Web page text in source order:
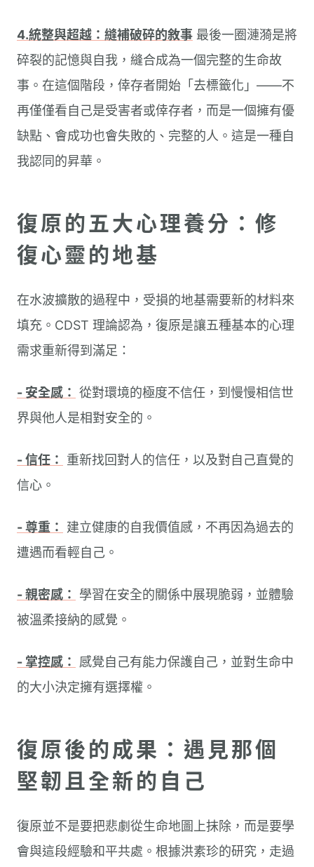
4.統整與超越：縫補破碎的敘事 最後一圈漣漪是將
碎裂的記憶與自我，縫合成為一個完整的生命故
事。在這個階段，倖存者開始「去標籤化」——不
再僅僅看自己是受害者或倖存者，而是一個擁有優
缺點、會成功也會失敗的、完整的人。這是一種自
我認同的昇華。
復原的五大心理養分：修
復心靈的地基
在水波擴散的過程中，受損的地基需要新的材料來
填充。CDST 理論認為，復原是讓五種基本的心理
需求重新得到滿足：
- 安全感： 從對環境的極度不信任，到慢慢相信世
界與他人是相對安全的。
- 信任：
重新找回對人的信任，以及對自己直覺的
信心。
- 尊重：
建立健康的自我價值感，不再因為過去的
遭遇而看輕自己。
- 親密感：
學習在安全的關係中展現脆弱，並體驗
被溫柔接納的感覺。
- 掌控感：
感覺自己有能力保護自己，並對生命中
的大小決定擁有選擇權。
復原後的成果：遇見那個
堅韌且全新的自己
復原並不是要把悲劇從生命地圖上抹除，而是要學
會與這段經驗和平共處。根據洪素珍的研究，走過